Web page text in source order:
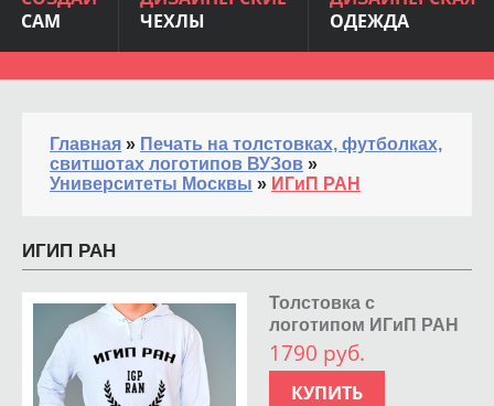
САМ
ЧЕХЛЫ
ОДЕЖДА
Главная » Печать на толстовках, футболках,
свитшотах логотипов ВУЗов »
Университеты Москвы » ИГиП РАН
ИГИП РАН
Толстовка с
логотипом ИГиП РАН
1790 руб.
КУПИТЬ